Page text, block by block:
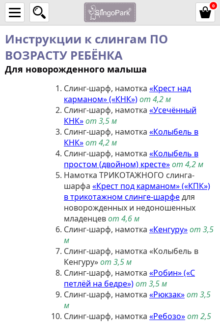
0
Инструкции к слингам ПО
ВОЗРАСТУ РЕБЁНКА
Для новорожденного малыша
Слинг-шарф, намотка «Крест над
карманом» («КНК»)от 4,2 м
Слинг-шарф, намотка «Усечённый
КНК»от 3,5 м
Слинг-шарф, намотка «Колыбель в
КНК»от 4,2 м
Слинг-шарф, намотка «Колыбель в
простом (двойном) кресте»от 4,2 м
Намотка ТРИКОТАЖНОГО слинга-
шарфа «Крест под карманом» («КПК»)
в трикотажном слинге-шарфедля
новорожденных и недоношенных
младенцевот 4,6 м
Слинг-шарф, намотка «Кенгуру»от 3,5
м
Слинг-шарф, намотка «Колыбель в
Кенгуру»от 3,5 м
Слинг-шарф, намотка «Робин» («С
петлёй на бедре»)от 3,5 м
Слинг-шарф, намотка «Рюкзак»от 3,5
м
Слинг-шарф, намотка «Ребозо»от 2,5